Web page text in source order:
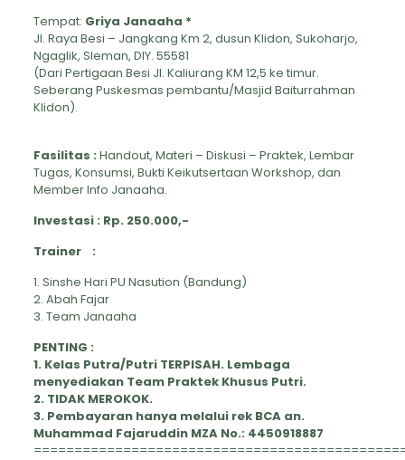
Tempat: Griya Janaaha *
Jl. Raya Besi – Jangkang Km 2, dusun Klidon, Sukoharjo,
Ngaglik, Sleman, DIY. 55581
(Dari Pertigaan Besi Jl. Kaliurang KM 12,5 ke timur.
Seberang Puskesmas pembantu/Masjid Baiturrahman
Klidon).
Fasilitas : Handout, Materi – Diskusi – Praktek, Lembar
Tugas, Konsumsi, Bukti Keikutsertaan Workshop, dan
Member Info Janaaha.
Investasi : Rp. 250.000,-
Trainer :
1. Sinshe Hari PU Nasution (Bandung)
2. Abah Fajar
3. Team Janaaha
PENTING :
1. Kelas Putra/Putri TERPISAH. Lembaga
menyediakan Team Praktek Khusus Putri.
2. TIDAK MEROKOK.
3. Pembayaran hanya melalui rek BCA an.
Muhammad Fajaruddin MZA No.: 4450918887